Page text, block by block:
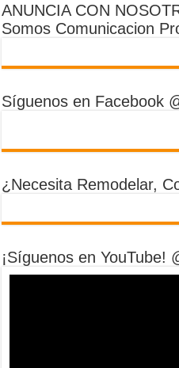
ANUNCIA CON
Somos Comunicacion
Síguenos en Facebook
¿Necesita Remodelar,
¡Síguenos en YouTube!